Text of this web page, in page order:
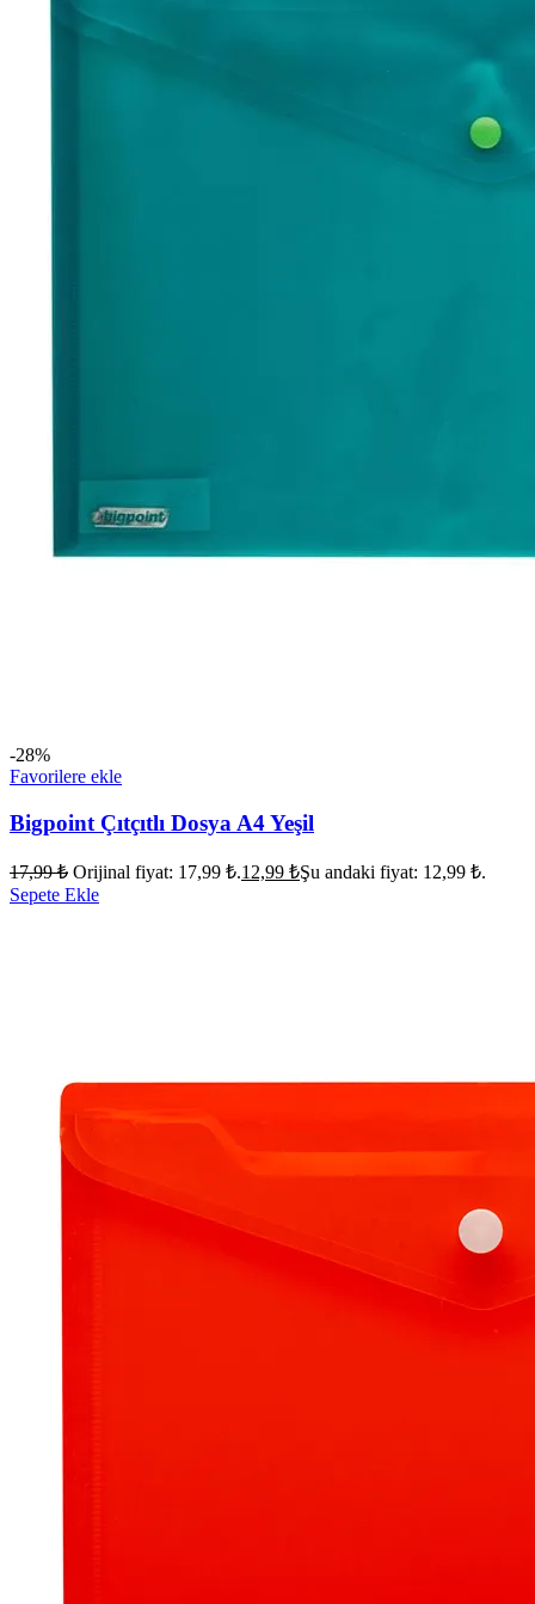
-28%
Favorilere ekle
Bigpoint Çıtçıtlı Dosya A4 Yeşil
17,99₺ Orijinal fiyat: 17,99 ₺.12,99 ₺Şu andaki fiyat: 12,99 ₺.
Sepete Ekle